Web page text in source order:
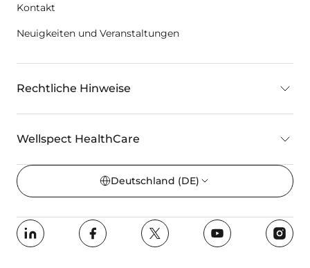
Kontakt
Neuigkeiten und Veranstaltungen
Rechtliche Hinweise
Wellspect HealthCare
Deutschland (DE)